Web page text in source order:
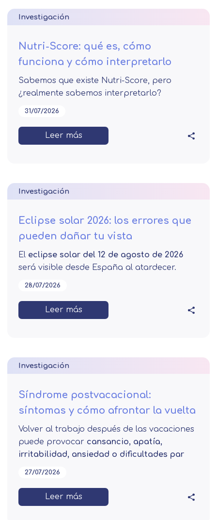
Investigación
Nutri-Score: qué es, cómo
funciona y cómo interpretarlo
Sabemos que existe Nutri-Score, pero
¿realmente sabemos interpretarlo?
31/07/2026
Leer más
Investigación
Eclipse solar 2026: los errores que
pueden dañar tu vista
El eclipse solar del 12 de agosto de 2026
será visible desde España al atardecer.
28/07/2026
Leer más
Investigación
Síndrome postvacacional:
síntomas y cómo afrontar la vuelta
Volver al trabajo después de las vacaciones
puede provocar cansancio, apatía,
irritabilidad, ansiedad o dificultades par
27/07/2026
Leer más